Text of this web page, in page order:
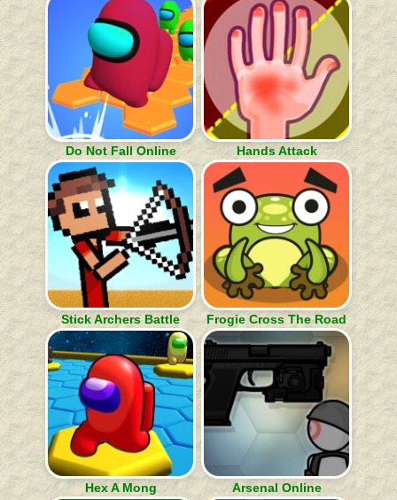
Do Not Fall Online Hands Attack
Stick Archers Battle Frogie Cross The Road
Hex A Mong Arsenal Online